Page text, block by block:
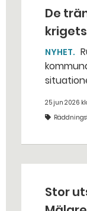
De
NYHET
bakhåll,
från
25 jun 2026
Stor